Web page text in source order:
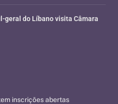
inscrições abertas
geral do Líbano visita Câmara